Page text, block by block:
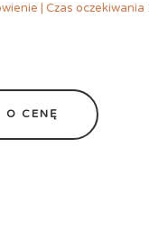
| Czas oczekiwania
O CENĘ